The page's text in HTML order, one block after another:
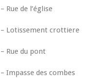
– Rue de l’église
– Lotissement crottiere
– Rue du pont
– Impasse des combes